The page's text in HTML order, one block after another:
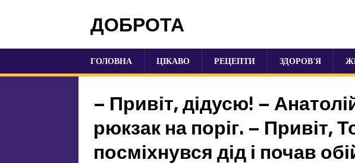
ДОБРОТА
ГОЛОВНА ЦІКАВО РЕЦЕПТИ ЗДОРОВ’Я
– Привіт, дідусю! –
рюкзак на поріг. – Привіт,
посміхнувся дід і почав